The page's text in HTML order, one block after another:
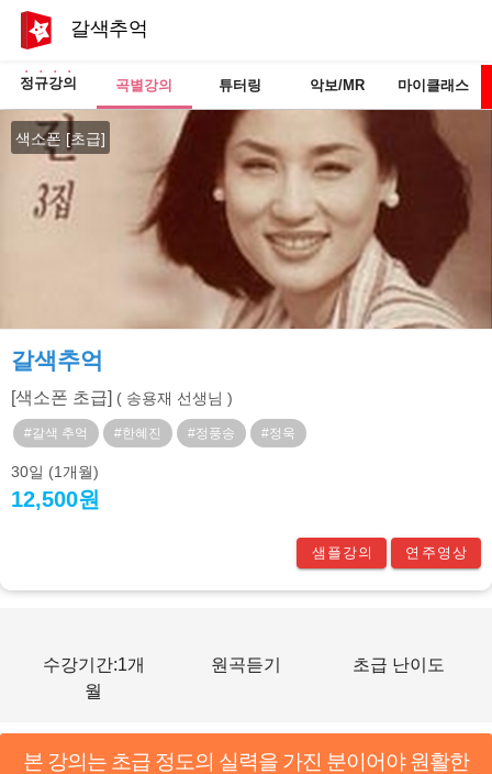
갈색추억
정규강의 곡별강의 튜터링 악보/MR 마이클래스
색소폰 [초급]
갈색추억
[색소폰 초급] ( 송용재 선생님 )
#갈색 추억 #한혜진 #정풍송 #정욱
30일 (1개월)
12,500원
샘플강의 연주영상
수강기간:1개
월
원곡듣기 초급 난이도
본 강의는 초급 정도의 실력을 가진 분이어야 원활한